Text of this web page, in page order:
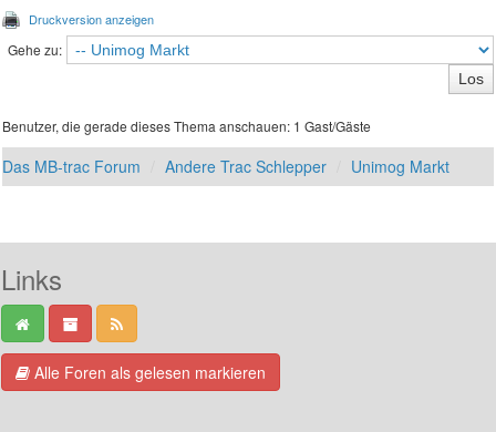
Druckversion anzeigen
Gehe zu:
Benutzer, die gerade dieses Thema anschauen: 1 Gast/Gäste
Das MB-trac Forum Andere Trac Schlepper Unimog Markt
Links
Alle Foren als gelesen markieren